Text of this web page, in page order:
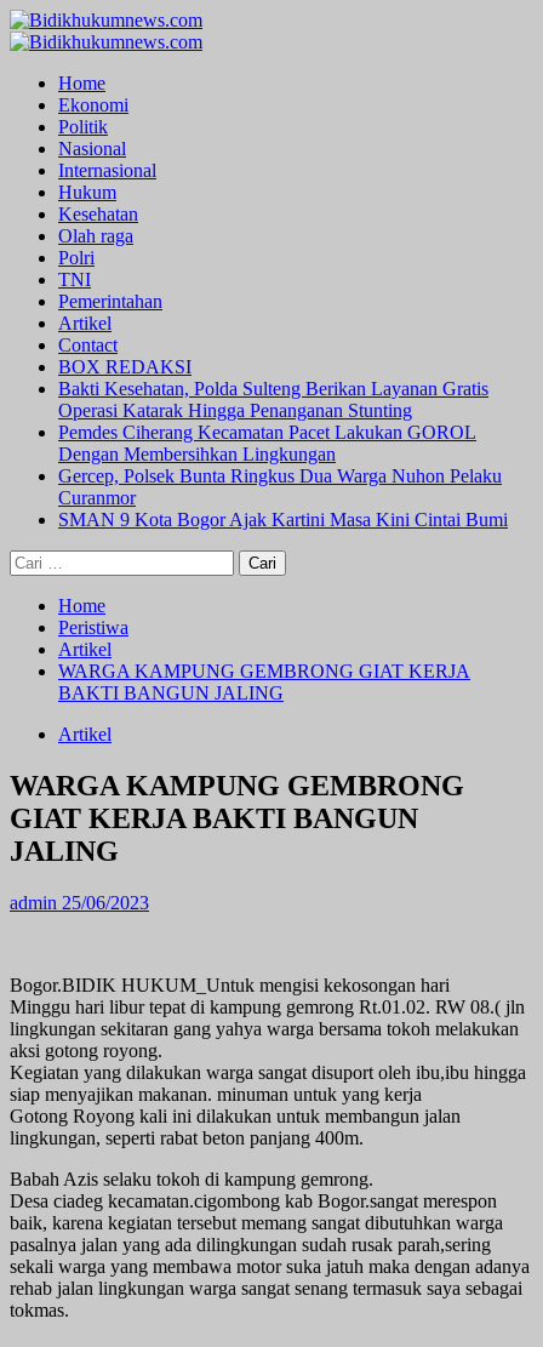
Skip
to
Primary
Home
Ekonomi
Politik
Nasional
Internasional
Hukum
Kesehatan
Olah raga
Polri
TNI
Pemerintahan
Artikel
Contact
BOX REDAKSI
Bakti Kesehatan, Polda Sulteng Berikan Layanan Gratis
Operasi Katarak Hingga Penanganan Stunting
Pemdes Ciherang Kecamatan Pacet Lakukan GOROL
Dengan Membersihkan Lingkungan
Gercep, Polsek Bunta Ringkus Dua Warga Nuhon Pelaku
Curanmor
SMAN 9 Kota Bogor Ajak Kartini Masa Kini Cintai Bumi
Cari
untuk:
Home
Peristiwa
Artikel
WARGA KAMPUNG GEMBRONG GIAT KERJA
BAKTI BANGUN JALING
Artikel
WARGA KAMPUNG GEMBRONG
GIAT KERJA BAKTI BANGUN
JALING
admin 25/06/2023
Bogor.BIDIK HUKUM_Untuk mengisi kekosongan hari
Minggu hari libur tepat di kampung gemrong Rt.01.02. RW 08.( jln
lingkungan sekitaran gang yahya warga bersama tokoh melakukan
aksi gotong royong.
Kegiatan yang dilakukan warga sangat disuport oleh ibu,ibu hingga
siap menyajikan makanan. minuman untuk yang kerja
Gotong Royong kali ini dilakukan untuk membangun jalan
lingkungan, seperti rabat beton panjang 400m.
Babah Azis selaku tokoh di kampung gemrong.
Desa ciadeg kecamatan.cigombong kab Bogor.sangat merespon
baik, karena kegiatan tersebut memang sangat dibutuhkan warga
pasalnya jalan yang ada dilingkungan sudah rusak parah,sering
sekali warga yang membawa motor suka jatuh maka dengan adanya
rehab jalan lingkungan warga sangat senang termasuk saya sebagai
tokmas.